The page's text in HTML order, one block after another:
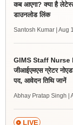
कब आएगा? क्या है
डाउनलोड लिंक
Santosh Kumar | Aug
GIMS Staff
जीआईएमएस ग्रेटर
पद, आवेदन तिथि जानें
Abhay Pratap Singh |
LIVE